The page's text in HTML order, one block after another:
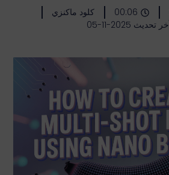
00:06
كلود ماكنزي
تحديث 2025-11-05